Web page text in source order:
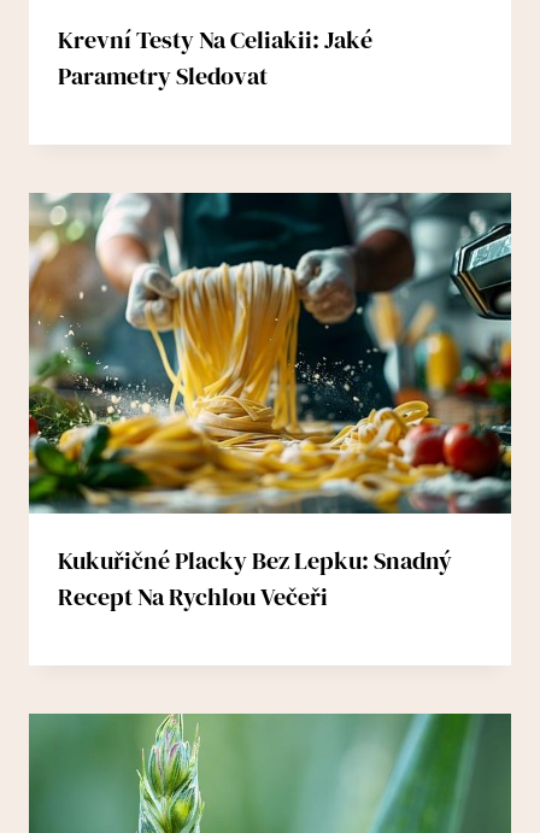
Krevní Testy Na Celiakii: Jaké
Parametry Sledovat
Kukuřičné Placky Bez Lepku: Snadný
Recept Na Rychlou Večeři